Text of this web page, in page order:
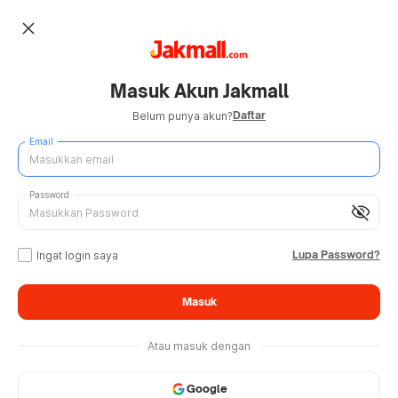
close
Masuk Akun Jakmall
Belum punya akun?Daftar
Email
visibility_off
Password
Ingat login saya Lupa Password?
Masuk
Atau masuk dengan
Google